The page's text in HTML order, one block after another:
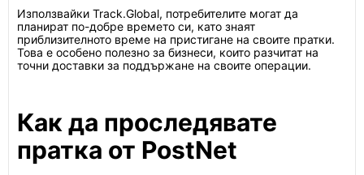
Използвайки Track.Global, потребителите могат да
планират по-добре времето си, като знаят
приблизителното време на пристигане на своите пратки.
Това е особено полезно за бизнеси, които разчитат на
точни доставки за поддържане на своите операции.
Как да проследявате
пратка от PostNet